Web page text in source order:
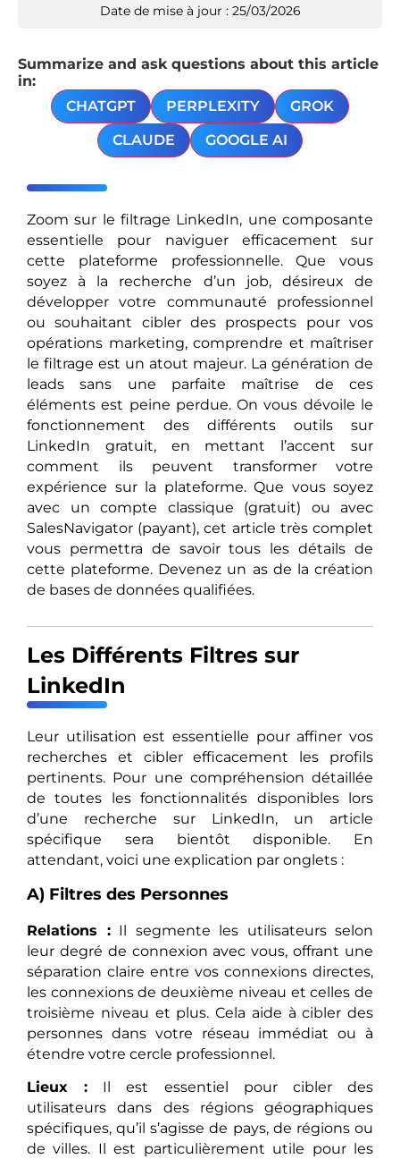
Date de mise à jour : 25/03/2026
Summarize and ask questions about this article
in:
CHATGPT
PERPLEXITY
GROK
CLAUDE
GOOGLE AI
Zoom sur le filtrage LinkedIn, une composante
essentielle pour naviguer efficacement sur
cette plateforme professionnelle. Que vous
soyez à la recherche d’un job, désireux de
développer votre communauté professionnel
ou souhaitant cibler des prospects pour vos
opérations marketing, comprendre et maîtriser
le filtrage est un atout majeur. La génération de
leads sans une parfaite maîtrise de ces
éléments est peine perdue. On vous dévoile le
fonctionnement des différents outils sur
LinkedIn gratuit, en mettant l’accent sur
comment ils peuvent transformer votre
expérience sur la plateforme. Que vous soyez
avec un compte classique (gratuit) ou avec
SalesNavigator (payant), cet article très complet
vous permettra de savoir tous les détails de
cette plateforme. Devenez un as de la création
de bases de données qualifiées.
Les Différents Filtres sur
LinkedIn
Leur utilisation est essentielle pour affiner vos
recherches et cibler efficacement les profils
pertinents. Pour une compréhension détaillée
de toutes les fonctionnalités disponibles lors
d’une recherche sur LinkedIn, un article
spécifique sera bientôt disponible. En
attendant, voici une explication par onglets :
A) Filtres des Personnes
Relations :Il segmente les utilisateurs selon
leur degré de connexion avec vous, offrant une
séparation claire entre vos connexions directes,
les connexions de deuxième niveau et celles de
troisième niveau et plus. Cela aide à cibler des
personnes dans votre réseau immédiat ou à
étendre votre cercle professionnel.
Lieux : Il est essentiel pour cibler des
utilisateurs dans des régions géographiques
spécifiques, qu’il s’agisse de pays, de régions ou
de villes. Il est particulièrement utile pour les